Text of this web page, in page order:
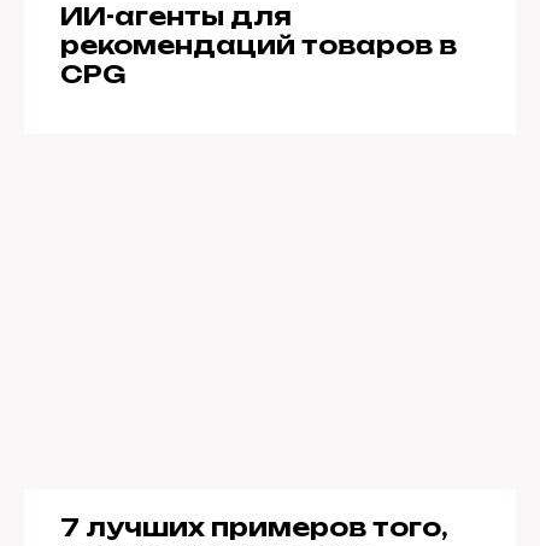
ИИ-агенты для
рекомендаций товаров в
CPG
7 лучших примеров того,